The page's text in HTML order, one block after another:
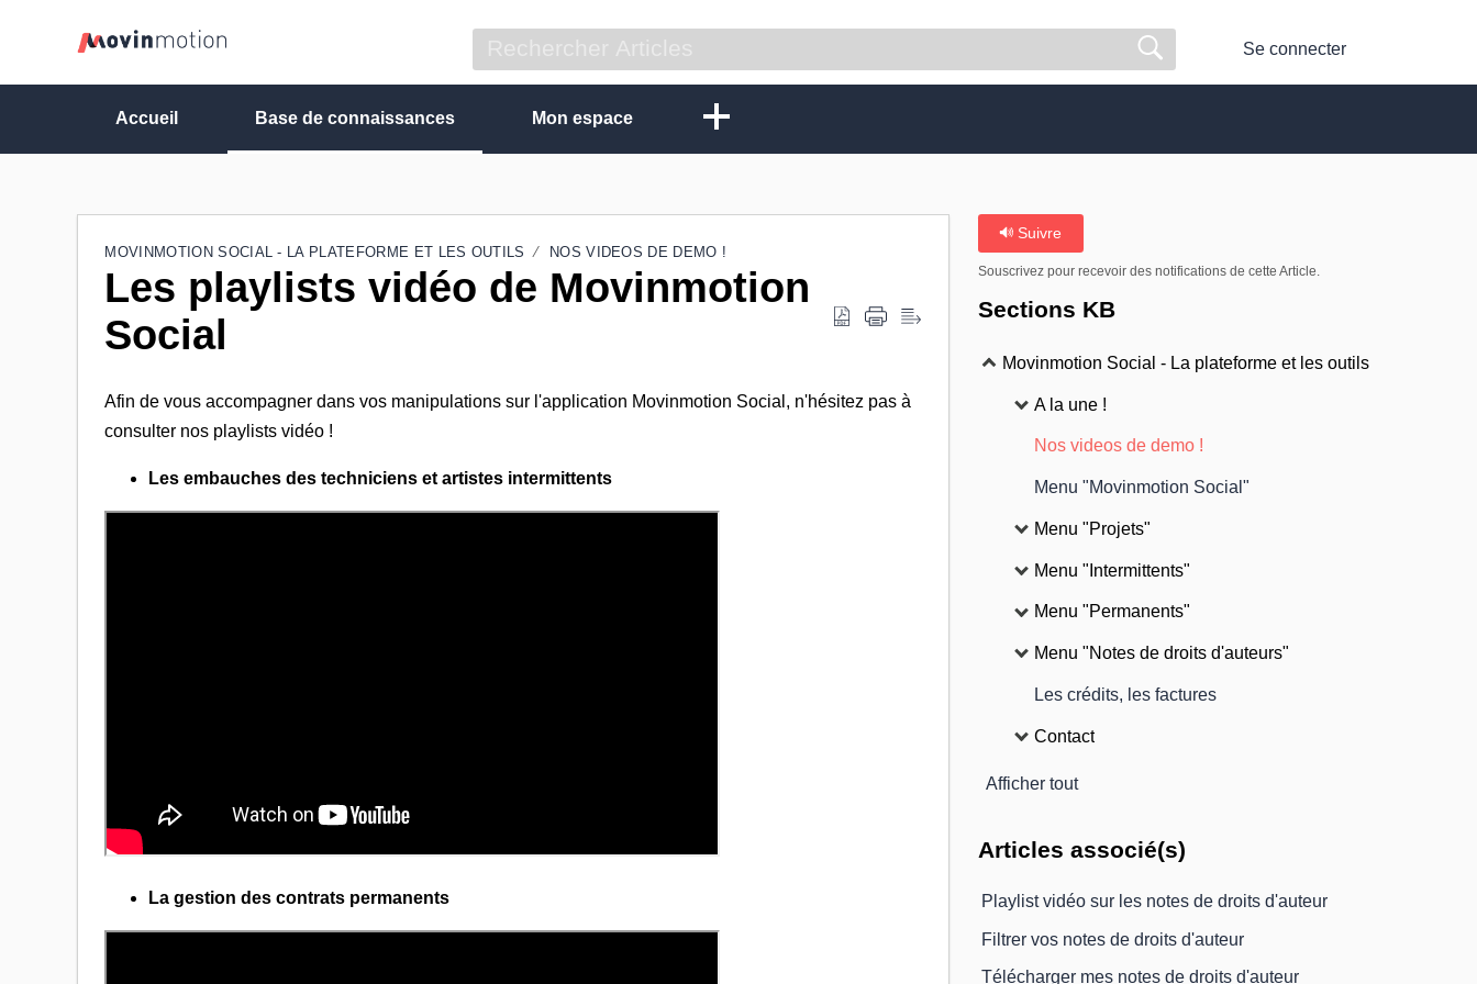
Se connecter
Accueil Base de connaissances Mon espace
MOVINMOTION SOCIAL - LA PLATEFORME ET LES OUTILS NOS VIDEOS DE DEMO !
Les playlists vidéo de Movinmotion
Social
Afin de vous accompagner dans vos manipulations sur l'application Movinmotion Social, n'hésitez pas à
consulter nos playlists vidéo !
Les embauches des techniciens et artistes intermittents
La gestion des contrats permanents
Suivre
Souscrivez pour recevoir des notifications de cette Article.
Sections KB
Movinmotion Social - La plateforme et les outils
A la une !
Nos videos de demo !
Menu "Movinmotion Social"
Menu "Projets"
Menu "Intermittents"
Menu "Permanents"
Menu "Notes de droits d'auteurs"
Les crédits, les factures
Contact
Afficher tout
Articles associé(s)
Playlist vidéo sur les notes de droits d'auteur
Filtrer vos notes de droits d'auteur
Télécharger mes notes de droits d'auteur